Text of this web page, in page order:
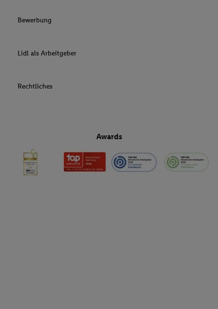
Bewerbung
Lidl als Arbeitgeber
Rechtliches
Awards